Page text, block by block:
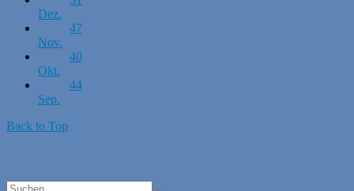
Dez.
47
Nov.
40
Okt.
44
Sep.
Back to Top